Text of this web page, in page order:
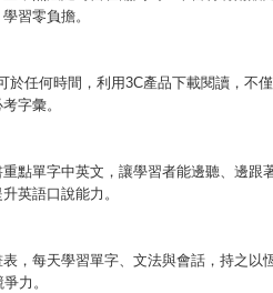
習零負擔。
於任何時間，利用3C產品下載閱讀，不
字彙。
點單字中英文，讓學習者能邊聽、邊跟
英語口說能力。
，每天學習單字、文法與會話，持之以
力。